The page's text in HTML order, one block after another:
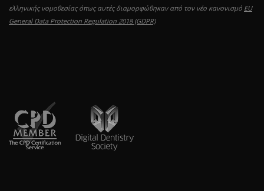
ελληνικής νομοθεσίας όπως αυτές διαμορφώθηκαν από τον νέο κανονισμό EU
General Data Protection Regulation 2018 (GDPR)